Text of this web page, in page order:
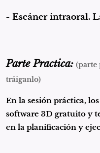
- Escáner intraoral.
Parte Practica: (parte
tráiganlo)
En la sesión práctica,
software 3D gratuito y
en la planificación y